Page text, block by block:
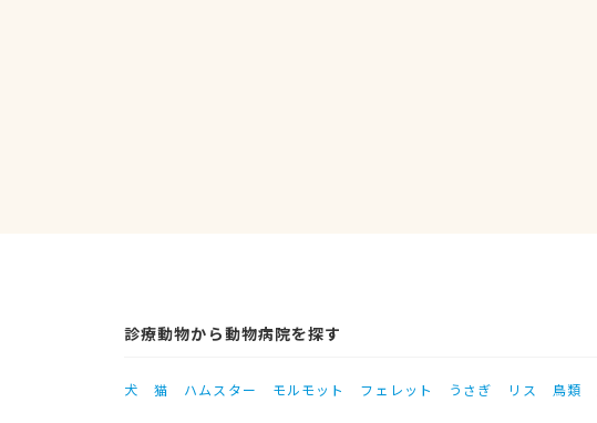
診療動物から動物病院を探す
犬 猫 ハムスター モルモット フェレット うさぎ リス 鳥類